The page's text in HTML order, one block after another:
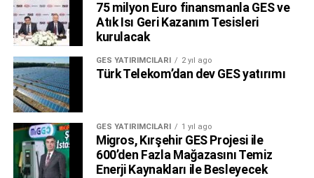
75 milyon Euro finansmanla GES ve
Atık Isı Geri Kazanım Tesisleri
kurulacak
GES YATIRIMCILARI 2 yıl ago
Türk Telekom’dan dev GES yatırımı
GES YATIRIMCILARI 1 yıl ago
Migros, Kırşehir GES Projesi ile
600’den Fazla Mağazasını Temiz
Enerji Kaynakları ile Besleyecek